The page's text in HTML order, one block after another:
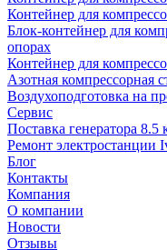
Контейнер для
Блок-контейнер для
опорах
Контейнер для
Азотная компрессорная
Воздухоподготовка на
Сервис
Поставка генератора
Ремонт электростанции
Блог
Контакты
Компания
О компании
Новости
Отзывы